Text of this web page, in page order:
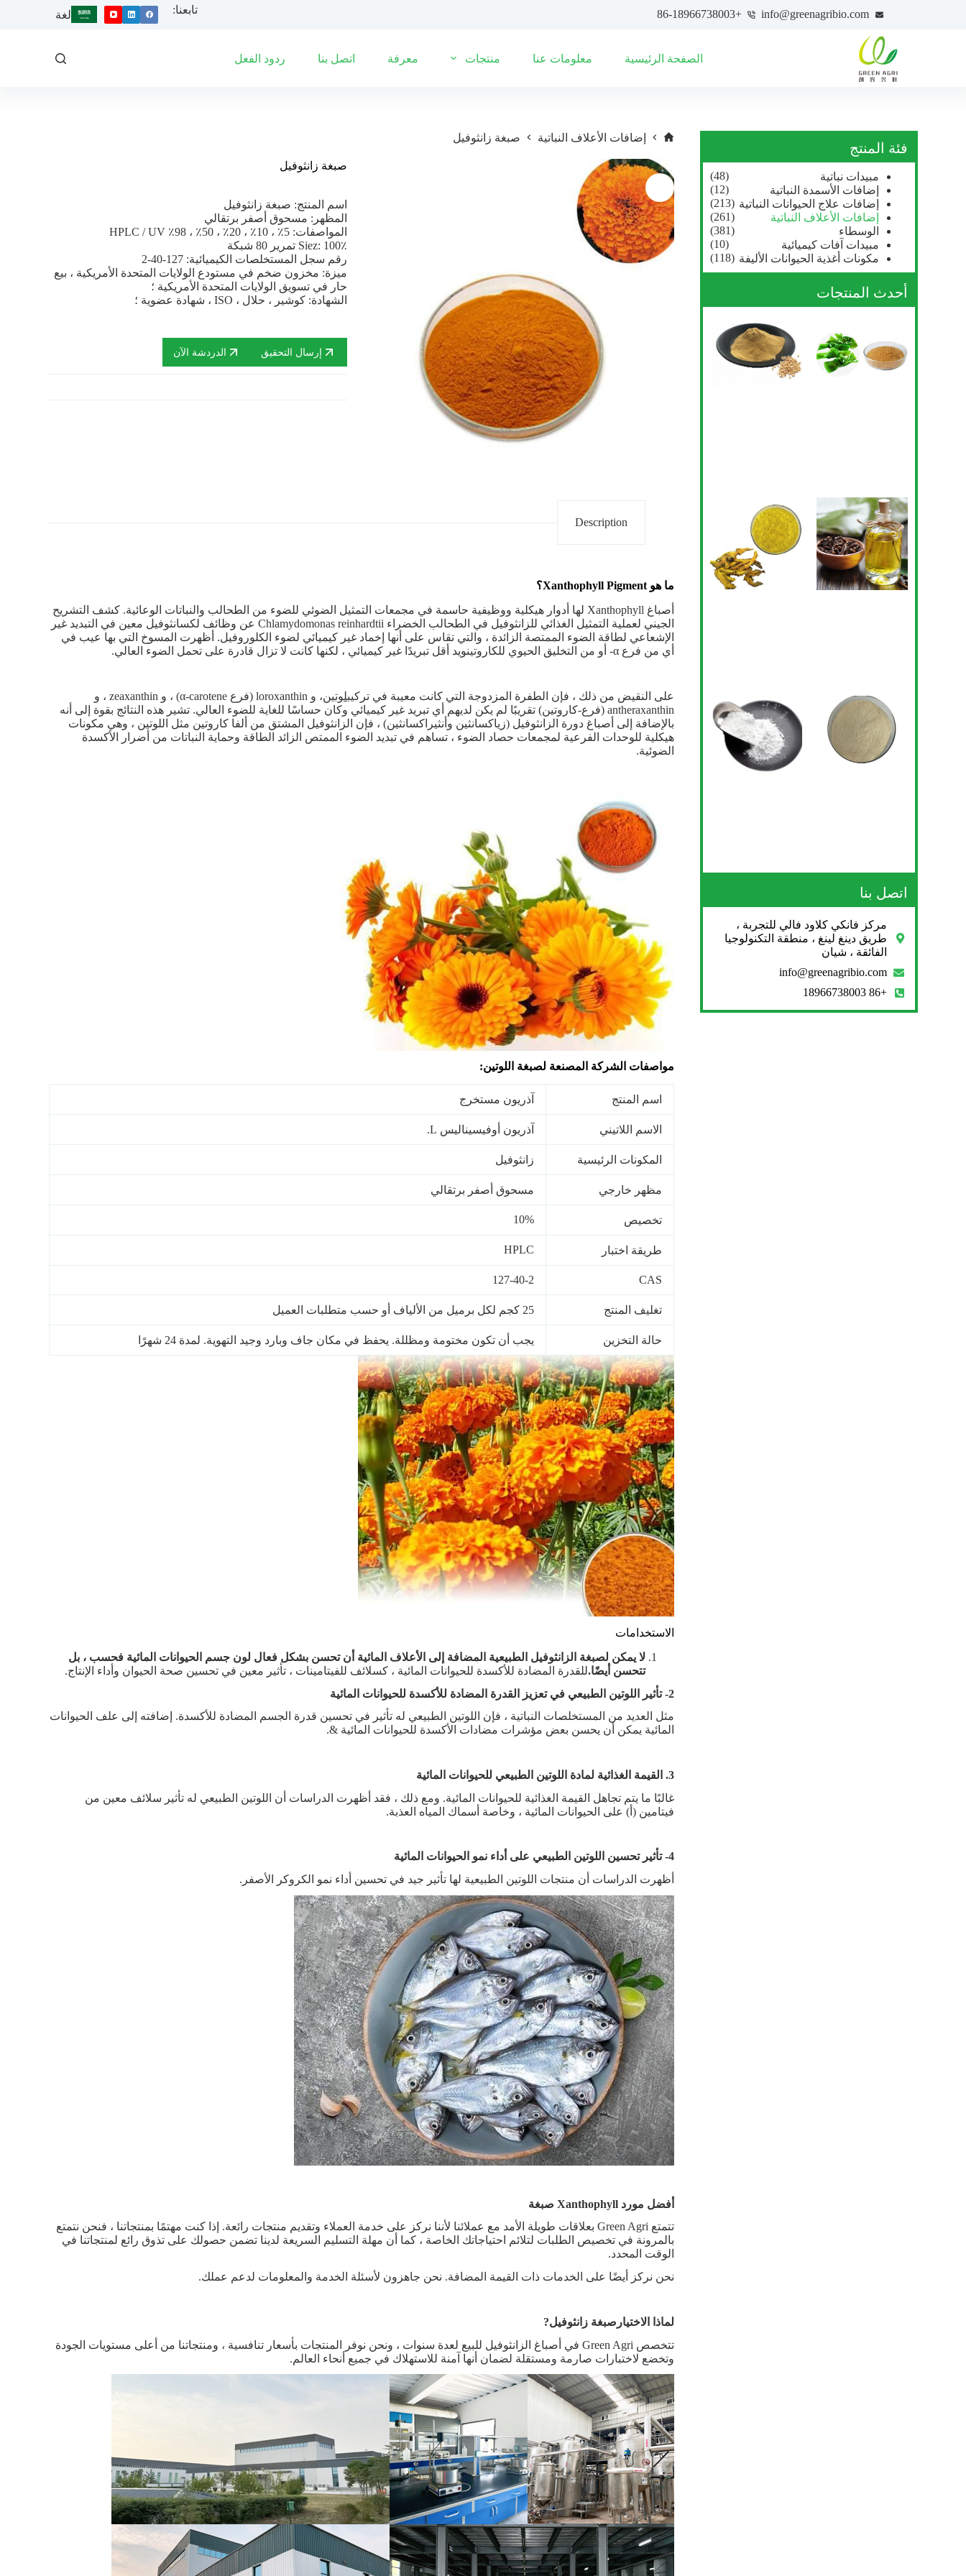
info@greenagribio.com
+86-18966738003 تابعنا: لغة
الصفحة الرئيسية معلومات عنا منتجات معرفة اتصل بنا ردود الفعل
إضافات الأعلاف النباتية صبغة زانثوفيل
صبغة زانثوفيل
اسم المنتج: صبغة زانثوفيل
المظهر: مسحوق أصفر برتقالي
المواصفات: 5٪ ، 10٪ ، 20٪ ، 50٪ ، 98٪ HPLC / UV
Siez: 100٪ تمرير 80 شبكة
رقم سجل المستخلصات الكيميائية: 127-40-2
ميزة: مخزون ضخم في مستودع الولايات المتحدة الأمريكية ، بيع
حار في تسويق الولايات المتحدة الأمريكية ؛
الشهادة: كوشير ، حلال ، ISO ، شهادة عضوية ؛
إرسال التحقيق الدردشة الآن
Description
ما هو Xanthophyll Pigment؟
أصباغ Xanthophyll لها أدوار هيكلية ووظيفية حاسمة في مجمعات التمثيل الضوئي للضوء من الطحالب والنباتات الوعائية. كشف التشريح
الجيني لعملية التمثيل الغذائي للزانثوفيل في الطحالب الخضراء Chlamydomonas reinhardtii عن وظائف لكسانثوفيل معين في التبديد غير
الإشعاعي لطاقة الضوء الممتصة الزائدة ، والتي تقاس على أنها إخماد غير كيميائي لضوء الكلوروفيل. أظهرت المسوخ التي بها عيب في
أي من فرع α- أو من التخليق الحيوي للكاروتينويد أقل تبريدًا غير كيميائي ، لكنها كانت لا تزال قادرة على تحمل الضوء العالي.
على النقيض من ذلك ، فإن الطفرة المزدوجة التي كانت معيبة في تركيبلوتين
، و loroxanthin (فرع α-carotene) ، و zeaxanthin ، و
antheraxanthin (فرع-كاروتين) تقريبًا لم يكن لديهم أي تبريد غير كيميائي وكان حساسًا للغاية للضوء العالي. تشير هذه النتائج بقوة إلى أنه
بالإضافة إلى أصباغ دورة الزانثوفيل (زياكسانثين وأنثيراكسانثين) ، فإن الزانثوفيل المشتق من ألفا كاروتين مثل اللوتين ، وهي مكونات
هيكلية للوحدات الفرعية لمجمعات حصاد الضوء ، تساهم في تبديد الضوء الممتص الزائد الطاقة وحماية النباتات من أضرار الأكسدة
الضوئية.
مواصفات الشركة المصنعة لصبغة اللوتين:
اسم المنتج آذريون مستخرج
الاسم اللاتيني آذريون أوفيسيناليس L.
المكونات الرئيسية زانثوفيل
مظهر خارجي مسحوق أصفر برتقالي
تخصيص 10%
طريقة اختبار HPLC
CAS
127-40-2
تغليف المنتج 25 كجم لكل برميل من الألياف أو حسب متطلبات العميل
حالة التخزين يجب أن تكون مختومة ومظللة. يحفظ في مكان جاف وبارد وجيد التهوية. لمدة 24 شهرًا
الاستخدامات
لا يمكن لصبغة الزانثوفيل الطبيعية المضافة إلى الأعلاف المائية أن تحسن بشكل فعال لون جسم الحيوانات المائية فحسب ، بل
تتحسن أيضًا.للقدرة المضادة للأكسدة للحيوانات المائية ، كسلائف للفيتامينات ، تأثير معين في تحسين صحة الحيوان وأداء الإنتاج.
2- تأثير اللوتين الطبيعي في تعزيز القدرة المضادة للأكسدة للحيوانات المائية
مثل العديد من المستخلصات النباتية ، فإن اللوتين الطبيعي له تأثير في تحسين قدرة الجسم المضادة للأكسدة. إضافته إلى علف الحيوانات
المائية يمكن أن يحسن بعض مؤشرات مضادات الأكسدة للحيوانات المائية &.
3. القيمة الغذائية لمادة اللوتين الطبيعي للحيوانات المائية
غالبًا ما يتم تجاهل القيمة الغذائية للحيوانات المائية. ومع ذلك ، فقد أظهرت الدراسات أن اللوتين الطبيعي له تأثير سلائف معين من
فيتامين (أ) على الحيوانات المائية ، وخاصة أسماك المياه العذبة.
4- تأثير تحسين اللوتين الطبيعي على أداء نمو الحيوانات المائية
أظهرت الدراسات أن منتجات اللوتين الطبيعية لها تأثير جيد في تحسين أداء نمو الكروكر الأصفر.
أفضل مورد Xanthophyll صبغة
تتمتع Green Agri بعلاقات طويلة الأمد مع عملائنا لأننا نركز على خدمة العملاء وتقديم منتجات رائعة. إذا كنت مهتمًا بمنتجاتنا ، فنحن نتمتع
بالمرونة في تخصيص الطلبات لتلائم احتياجاتك الخاصة ، كما أن مهلة التسليم السريعة لدينا تضمن حصولك على تذوق رائع لمنتجاتنا في
الوقت المحدد.
نحن نركز أيضًا على الخدمات ذات القيمة المضافة. نحن جاهزون لأسئلة الخدمة والمعلومات لدعم عملك.
لماذا الاختيار صبغة زانثوفيل?
تتخصص Green Agri في أصباغ الزانثوفيل للبيع لعدة سنوات ، ونحن نوفر المنتجات بأسعار تنافسية ، ومنتجاتنا من أعلى مستويات الجودة
وتخضع لاختبارات صارمة ومستقلة لضمان أنها آمنة للاستهلاك في جميع أنحاء العالم.
فئة المنتج
مبيدات نباتية
(48)
إضافات الأسمدة النباتية
(12)
إضافات علاج الحيوانات النباتية (213)
إضافات الأعلاف النباتية
(261)
الوسطاء
(381)
مبيدات آفات كيميائية
(10)
مكونات أغذية الحيوانات الأليفة (118)
أحدث المنتجات
اتصل بنا
مركز فانكي كلاود فالي للتجربة ،
طريق دينغ لينغ ، منطقة التكنولوجيا
الفائقة ، شيان
info@greenagribio.com
+86 18966738003